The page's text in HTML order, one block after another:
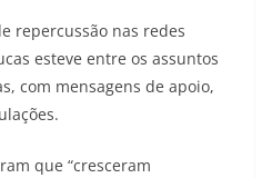
repercussão nas redes
esteve entre os assuntos
com mensagens de apoio,
que “cresceram